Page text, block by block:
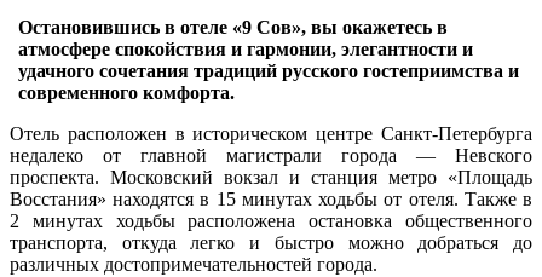
Остановившись в отеле «9 Сов», вы окажетесь в
атмосфере спокойствия и гармонии, элегантности и
удачного сочетания традиций русского гостеприимства и
современного комфорта.
Отель расположен в историческом центре Санкт-Петербурга
недалеко от главной магистрали города — Невского
проспекта. Московский вокзал и станция метро «Площадь
Восстания» находятся в 15 минутах ходьбы от отеля. Также в
2 минутах ходьбы расположена остановка общественного
транспорта, откуда легко и быстро можно добраться до
различных достопримечательностей города.